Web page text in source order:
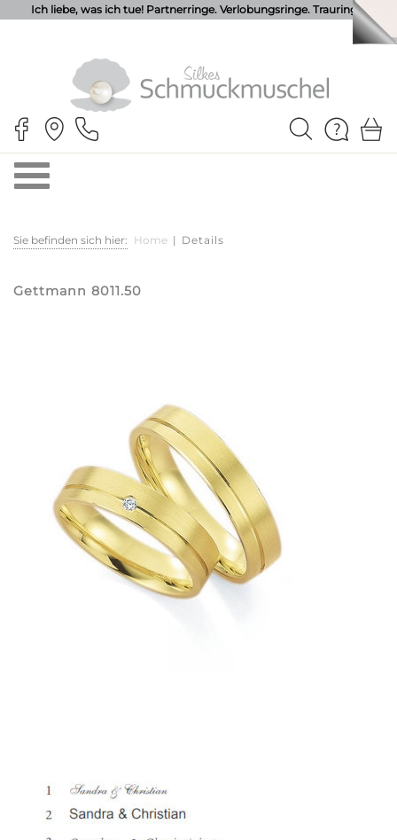
Ich liebe, was ich tue! Partnerringe. Verlobungsringe. Trauringe.
Sie befinden sich hier: Home | Details
Gettmann 8011.50